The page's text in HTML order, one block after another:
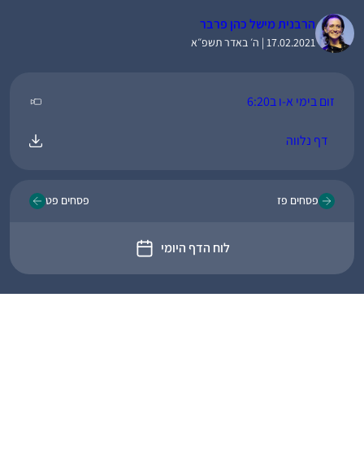
הרבנית מישל כהן פרבר
17.02.2021 | ה׳ באדר תשפ״א
זום בימי א-ו ב6:20
דף נלווה
פסחים פז
לוח הדף היומי
פסחים פט